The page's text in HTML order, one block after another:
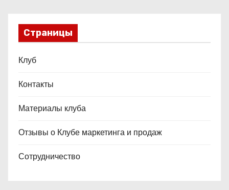
Страницы
Клуб
Контакты
Материалы клуба
Отзывы о Клубе маркетинга и продаж
Сотрудничество